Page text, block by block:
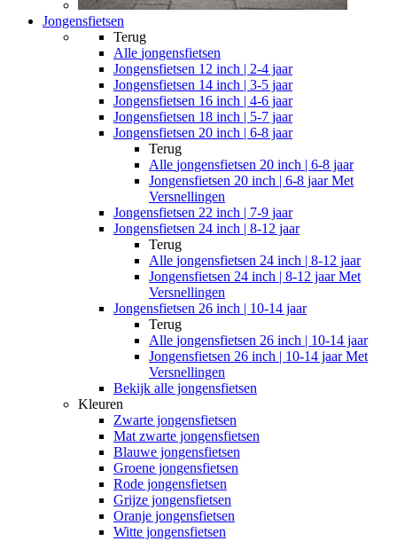
Jongensfietsen
Terug
Alle jongensfietsen
Jongensfietsen 12 inch | 2-4 jaar
Jongensfietsen 14 inch | 3-5 jaar
Jongensfietsen 16 inch | 4-6 jaar
Jongensfietsen 18 inch | 5-7 jaar
Jongensfietsen 20 inch | 6-8 jaar
Terug
Alle jongensfietsen 20 inch | 6-8 jaar
Jongensfietsen 20 inch | 6-8 jaar Met
Versnellingen
Jongensfietsen 22 inch | 7-9 jaar
Jongensfietsen 24 inch | 8-12 jaar
Terug
Alle jongensfietsen 24 inch | 8-12 jaar
Jongensfietsen 24 inch | 8-12 jaar Met
Versnellingen
Jongensfietsen 26 inch | 10-14 jaar
Terug
Alle jongensfietsen 26 inch | 10-14 jaar
Jongensfietsen 26 inch | 10-14 jaar Met
Versnellingen
Bekijk alle jongensfietsen
Kleuren
Zwarte jongensfietsen
Mat zwarte jongensfietsen
Blauwe jongensfietsen
Groene jongensfietsen
Rode jongensfietsen
Grijze jongensfietsen
Oranje jongensfietsen
Witte jongensfietsen